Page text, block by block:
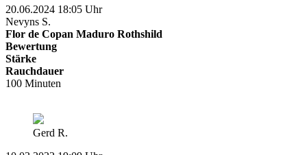
20.06.2024 18:05 Uhr
Nevyns S.
Flor de Copan Maduro Rothshild
Bewertung
Stärke
Rauchdauer
100 Minuten
Gerd R.